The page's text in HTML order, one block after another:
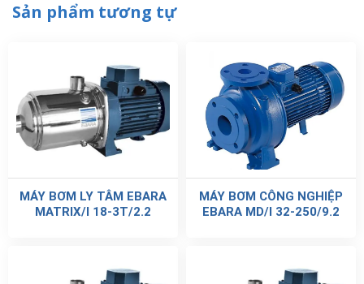
Sản phẩm tương tự
MÁY BƠM LY TÂM EBARA
MATRIX/I 18-3T/2.2
MÁY BƠM CÔNG NGHIỆP
EBARA MD/I 32-250/9.2